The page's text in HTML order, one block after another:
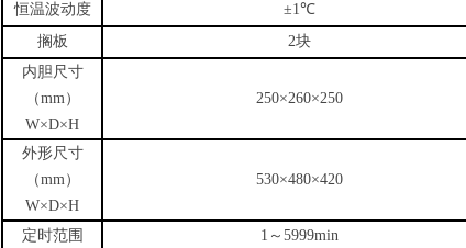
恒温波动度
±1℃
搁板
2块
内胆尺寸
（mm）
W×D×H
250×260×250
外形尺寸
（mm）
W×D×H
530×480×420
定时范围
1～5999min